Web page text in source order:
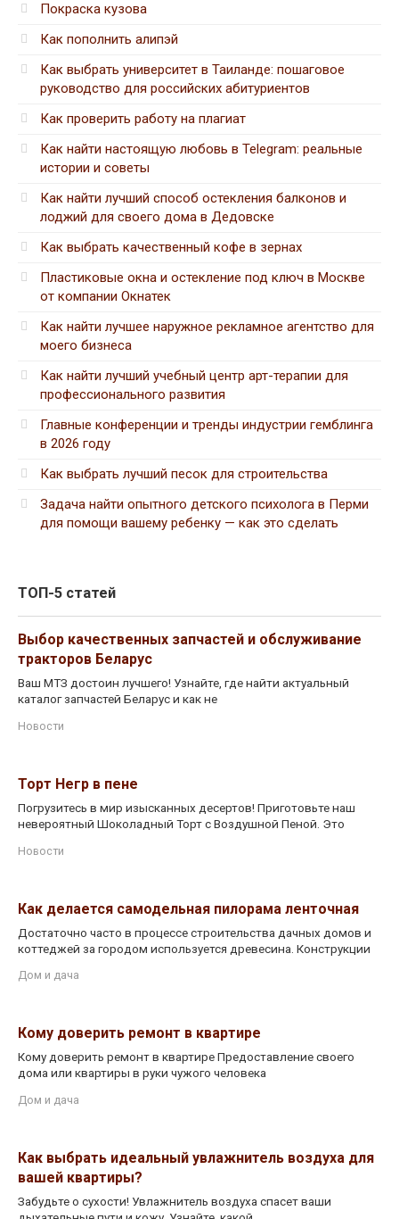
Покраска кузова
Как пополнить алипэй
Как выбрать университет в Таиланде: пошаговое
руководство для российских абитуриентов
Как проверить работу на плагиат
Как найти настоящую любовь в Telegram: реальные
истории и советы
Как найти лучший способ остекления балконов и
лоджий для своего дома в Дедовске
Как выбрать качественный кофе в зернах
Пластиковые окна и остекление под ключ в Москве
от компании Окнатек
Как найти лучшее наружное рекламное агентство для
моего бизнеса
Как найти лучший учебный центр арт-терапии для
профессионального развития
Главные конференции и тренды индустрии гемблинга
в 2026 году
Как выбрать лучший песок для строительства
Задача найти опытного детского психолога в Перми
для помощи вашему ребенку — как это сделать
ТОП-5 статей
Выбор качественных запчастей и обслуживание
тракторов Беларус
Ваш МТЗ достоин лучшего! Узнайте, где найти актуальный
каталог запчастей Беларус и как не
Новости
Торт Негр в пене
Погрузитесь в мир изысканных десертов! Приготовьте наш
невероятный Шоколадный Торт с Воздушной Пеной. Это
Новости
Как делается самодельная пилорама ленточная
Достаточно часто в процессе строительства дачных домов и
коттеджей за городом используется древесина. Конструкции
Дом и дача
Кому доверить ремонт в квартире
Кому доверить ремонт в квартире Предоставление своего
дома или квартиры в руки чужого человека
Дом и дача
Как выбрать идеальный увлажнитель воздуха для
вашей квартиры?
Забудьте о сухости! Увлажнитель воздуха спасет ваши